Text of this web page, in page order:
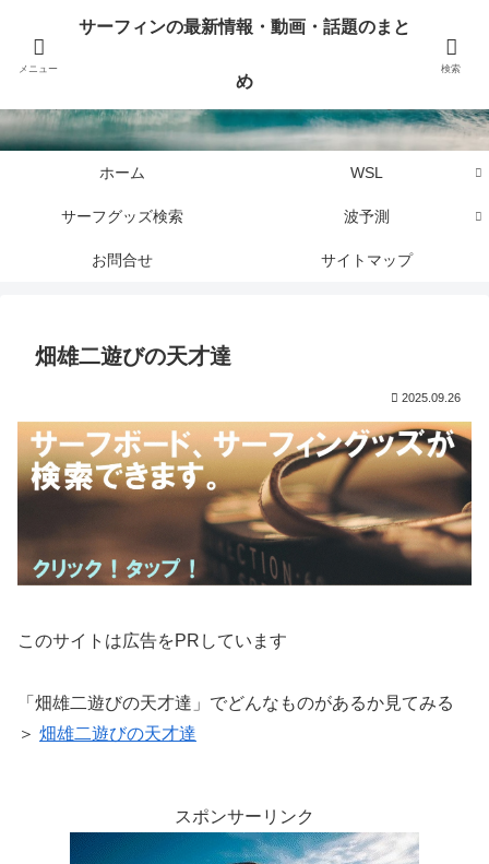
サーフィンに関するニュース・話題や最新情報を写真、画像、動画でまとめて
ホーム WSL
サーフグッズ検索 波予測
お問合せ サイトマップ
畑雄二遊びの天才達
2025.09.26
このサイトは広告をPRしています
「畑雄二遊びの天才達」でどんなものがあるか見てみる
＞ 畑雄二遊びの天才達
スポンサーリンク
メニュー
サーフィンの最新情報・動画・話題のまと
め
検索